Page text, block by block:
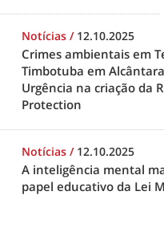
Notícias / 12.10.2025
Crimes ambientais em
Timbotuba em
Urgência na criação da
Protection
Notícias / 12.10.2025
A inteligência mental
papel educativo da Lei